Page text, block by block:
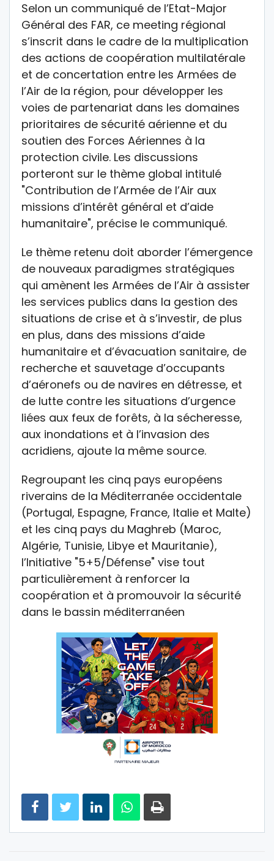
Selon un communiqué de l’Etat-Major
Général des FAR, ce meeting régional
s’inscrit dans le cadre de la multiplication
des actions de coopération multilatérale
et de concertation entre les Armées de
l’Air de la région, pour développer les
voies de partenariat dans les domaines
prioritaires de sécurité aérienne et du
soutien des Forces Aériennes à la
protection civile. Les discussions
porteront sur le thème global intitulé
"Contribution de l’Armée de l’Air aux
missions d’intérêt général et d’aide
humanitaire", précise le communiqué.
Le thème retenu doit aborder l’émergence
de nouveaux paradigmes stratégiques
qui amènent les Armées de l’Air à assister
les services publics dans la gestion des
situations de crise et à s’investir, de plus
en plus, dans des missions d’aide
humanitaire et d’évacuation sanitaire, de
recherche et sauvetage d’occupants
d’aéronefs ou de navires en détresse, et
de lutte contre les situations d’urgence
liées aux feux de forêts, à la sécheresse,
aux inondations et à l’invasion des
acridiens, ajoute la même source.
Regroupant les cinq pays européens
riverains de la Méditerranée occidentale
(Portugal, Espagne, France, Italie et Malte)
et les cinq pays du Maghreb (Maroc,
Algérie, Tunisie, Libye et Mauritanie),
l’Initiative "5+5/Défense" vise tout
particulièrement à renforcer la
coopération et à promouvoir la sécurité
dans le bassin méditerranéen